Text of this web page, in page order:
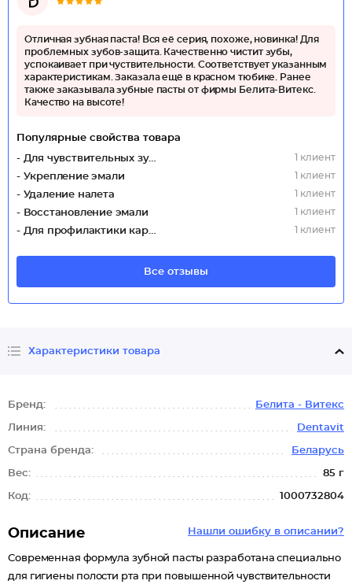
Отличная зубная паста! Вся её серия, похоже, новинка! Для
проблемных зубов-защита. Качественно чистит зубы,
успокаивает при чуствительности. Соответствует указанным
характеристикам. Заказала ещё в красном тюбике. Ранее
также заказывала зубные пасты от фирмы Белита-Витекс.
Качество на высоте!
Популярные свойства товара
- Для чувствительных зубов
1 клиент
- Укрепление эмали 1 клиент
- Удаление налета 1 клиент
- Восстановление эмали 1 клиент
- Для профилактики кариеса 1 клиент
Все отзывы
Характеристики товара
Бренд: Белита - Витекс
Линия: Dentavit
Страна бренда: Беларусь
Вес: 85 г
Код: 1000732804
Нашли ошибку в описании?
Описание
Современная формула зубной пасты разработана специально
для гигиены полости рта при повышенной чувствительности